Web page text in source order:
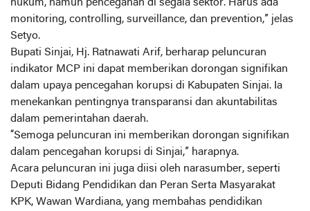
hukum, namun pencegahan di segala sektor. Harus ada
monitoring, controlling, surveillance, dan prevention,” jelas
Setyo.
Bupati Sinjai, Hj. Ratnawati Arif, berharap peluncuran
indikator MCP ini dapat memberikan dorongan signifikan
dalam upaya pencegahan korupsi di Kabupaten Sinjai. Ia
menekankan pentingnya transparansi dan akuntabilitas
dalam pemerintahan daerah.
“Semoga peluncuran ini memberikan dorongan signifikan
dalam pencegahan korupsi di Sinjai,” harapnya.
Acara peluncuran ini juga diisi oleh narasumber, seperti
Deputi Bidang Pendidikan dan Peran Serta Masyarakat
KPK, Wawan Wardiana, yang membahas pendidikan